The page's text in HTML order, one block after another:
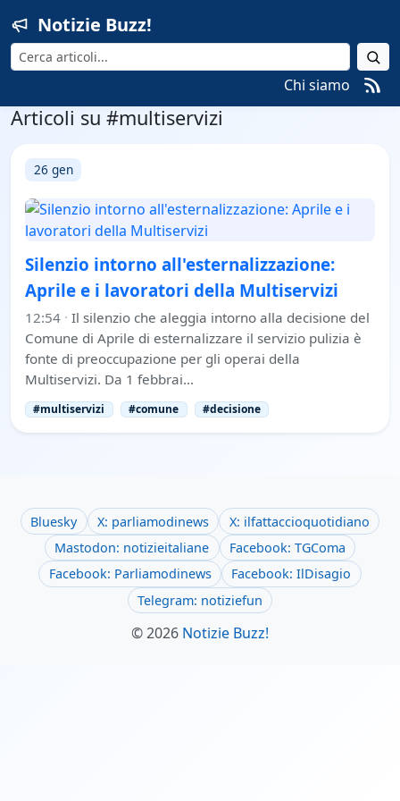
Notizie Buzz!
Cerca
Chi siamo
Articoli su #multiservizi
26 gen
Silenzio intorno all'esternalizzazione:
Aprile e i lavoratori della Multiservizi
12:54 · Il silenzio che aleggia intorno alla decisione del
Comune di Aprile di esternalizzare il servizio pulizia è
fonte di preoccupazione per gli operai della
Multiservizi. Da 1 febbrai…
#multiservizi #comune #decisione
Bluesky X: parliamodinews
X: ilfattaccioquotidiano
Mastodon: notizieitaliane
Facebook: TGComa
Facebook: Parliamodinews
Facebook: IlDisagio
Telegram: notiziefun
© 2026 Notizie Buzz!